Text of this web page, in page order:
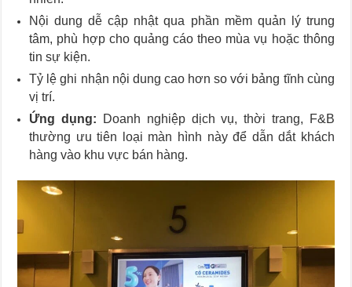
Nội dung dễ cập nhật qua phần mềm quản lý trung
tâm, phù hợp cho quảng cáo theo mùa vụ hoặc thông
tin sự kiện.
Tỷ lệ ghi nhận nội dung cao hơn so với bảng tĩnh cùng
vị trí.
Ứng dụng: Doanh nghiệp dịch vụ, thời trang, F&B
thường ưu tiên loại màn hình này để dẫn dắt khách
hàng vào khu vực bán hàng.